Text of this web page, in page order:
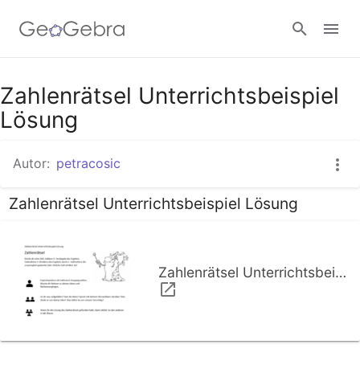
Anmelden
Zahlenrätsel Unterrichtsbeispiel
Lösung
Autor: petracosic
Zahlenrätsel Unterrichtsbeispiel Lösung
Zahlenrätsel Unterrichtsbeispiel Lösung.pdf